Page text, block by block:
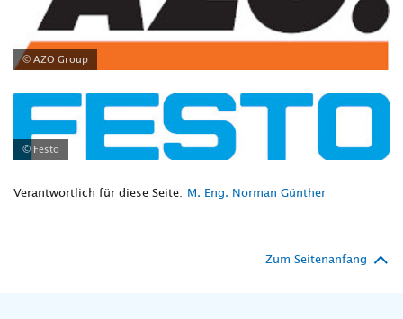
© AZO Group
© Festo
Verantwortlich für diese Seite: M. Eng. Norman Günther
Zum Seitenanfang